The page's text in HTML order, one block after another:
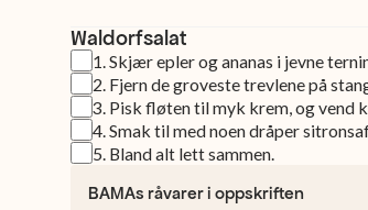
Waldorfsalat
1 Skjær epler og ananas i jevne
2 Fjern de groveste trevlene på
3 Pisk fløten til myk krem, og vend
4 Smak til med noen dråper
5 Bland alt lett sammen.
BAMAs råvarer i oppskriften